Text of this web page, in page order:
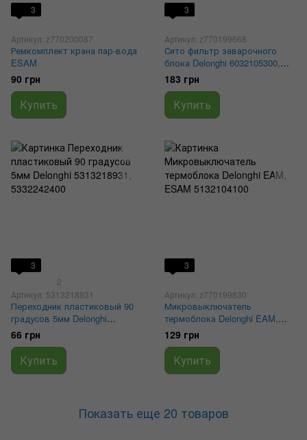
3
Артикул: z770200087
Ремкомплект крана пар-вода
ESAM
90 грн
Купить
3
Артикул: z770199668
Сито фильтр заварочного
блока Delonghi 6032105300,
6013213181
183 грн
Купить
3
2
Артикул: 5313218931
Переходник пластиковый 90
градусов 5мм Delonghi
5313218931, 5332242400
66 грн
Купить
3
Артикул: z770199630
Микровыключатель
термоблока Delonghi EAM,
ESAM 5132104100
129 грн
Купить
Показать еще 20 товаров